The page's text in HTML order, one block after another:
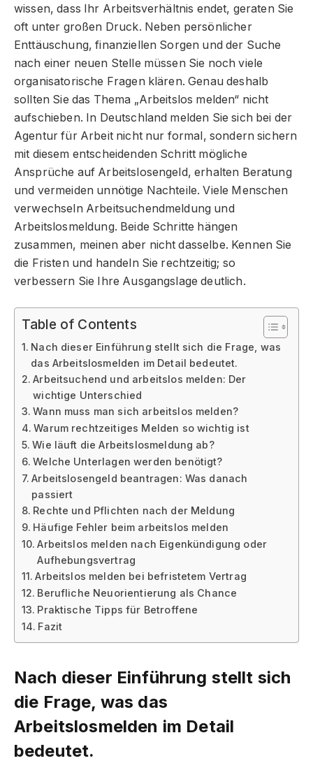
wissen, dass Ihr Arbeitsverhältnis endet, geraten Sie
oft unter großen Druck. Neben persönlicher
Enttäuschung, finanziellen Sorgen und der Suche
nach einer neuen Stelle müssen Sie noch viele
organisatorische Fragen klären. Genau deshalb
sollten Sie das Thema „Arbeitslos melden“ nicht
aufschieben. In Deutschland melden Sie sich bei der
Agentur für Arbeit nicht nur formal, sondern sichern
mit diesem entscheidenden Schritt mögliche
Ansprüche auf Arbeitslosengeld, erhalten Beratung
und vermeiden unnötige Nachteile. Viele Menschen
verwechseln Arbeitsuchendmeldung und
Arbeitslosmeldung. Beide Schritte hängen
zusammen, meinen aber nicht dasselbe. Kennen Sie
die Fristen und handeln Sie rechtzeitig; so
verbessern Sie Ihre Ausgangslage deutlich.
Table of Contents
Nach dieser Einführung stellt sich die Frage, was
das Arbeitslosmelden im Detail bedeutet.
Arbeitsuchend und arbeitslos melden: Der
wichtige Unterschied
Wann muss man sich arbeitslos melden?
Warum rechtzeitiges Melden so wichtig ist
Wie läuft die Arbeitslosmeldung ab?
Welche Unterlagen werden benötigt?
Arbeitslosengeld beantragen: Was danach
passiert
Rechte und Pflichten nach der Meldung
Häufige Fehler beim arbeitslos melden
Arbeitslos melden nach Eigenkündigung oder
Aufhebungsvertrag
Arbeitslos melden bei befristetem Vertrag
Berufliche Neuorientierung als Chance
Praktische Tipps für Betroffene
Fazit
Nach dieser Einführung stellt sich
die Frage, was das
Arbeitslosmelden im Detail
bedeutet.